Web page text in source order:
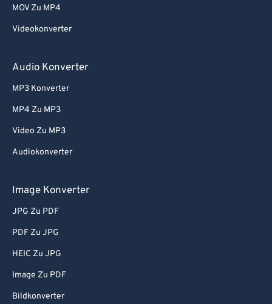
MOV Zu MP4
Videokonverter
Audio Konverter
MP3 Konverter
MP4 Zu MP3
Video Zu MP3
Audiokonverter
Image Konverter
JPG Zu PDF
PDF Zu JPG
HEIC Zu JPG
Image Zu PDF
Bildkonverter